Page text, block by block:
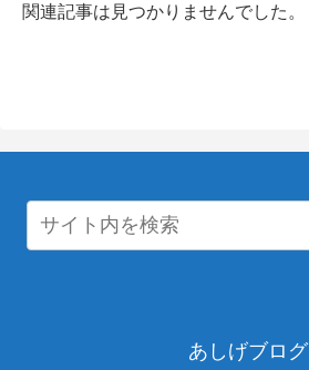
関連記事は見つかりませんでした。
あしげブログ